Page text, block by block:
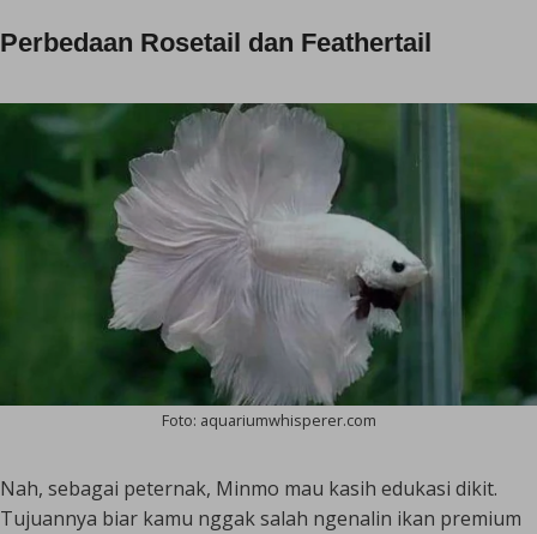
Perbedaan Rosetail dan Feathertail
Foto: aquariumwhisperer.com
Nah, sebagai peternak, Minmo mau kasih edukasi dikit.
Tujuannya biar kamu nggak salah ngenalin ikan premium